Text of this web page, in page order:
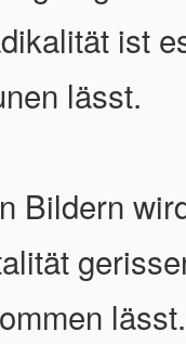
ist
lässt.
Bildern